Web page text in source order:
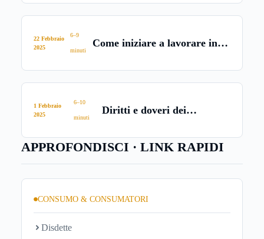
22 Febbraio
2025
6–9
minuti
Come iniziare a lavorare in
1 Febbraio
2025
6–10
minuti
Diritti e doveri dei
APPROFONDISCI · LINK RAPIDI
CONSUMO & CONSUMATORI
Disdette